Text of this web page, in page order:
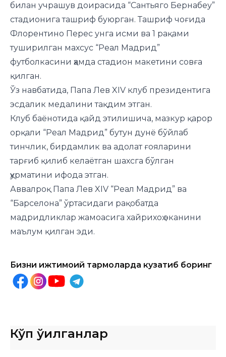
билан учрашув доирасида “Сантьяго Бернабеу”
стадионига ташриф буюрган. Ташриф чоғида
Флорентино Перес унга исми ва 1 рақами
туширилган махсус “Реал Мадрид”
футболкасини ҳамда стадион макетини совға
қилган.
Ўз навбатида, Папа Лев XIV клуб президентига
эсдалик медалини тақдим этган.
Клуб баёнотида қайд этилишича, мазкур қарор
орқали “Реал Мадрид” бутун дунё бўйлаб
тинчлик, бирдамлик ва адолат ғояларини
тарғиб қилиб келаётган шахсга бўлган
ҳурматини ифода этган.
Аввалроқ Папа Лев XIV “Реал Мадрид” ва
“Барселона” ўртасидаги рақобатда
мадридликлар жамоасига хайрихоҳ эканини
маълум қилган эди.
Бизни ижтимоий тармоқларда кузатиб боринг
Кўп ўқилганлар